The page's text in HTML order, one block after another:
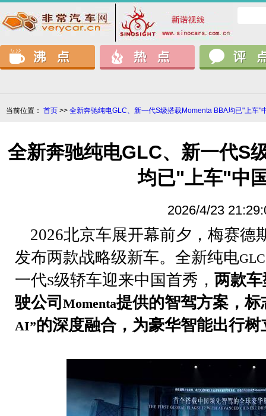
当前位置： 首页 >> 全新奔驰纯电GLC、新一代S级搭载Momenta BBA均已"上车"
全新奔驰纯电GLC、新一代S
均已"上车"中
2026/4/23
2026北京车展开幕前夕，梅赛德
发布两款战略级新车。全新纯电
一代S级轿车迎来中国首秀， 两款
驶公司 Momenta提供的智驾方案，标
AI”的深度融合，为豪华智能出行树